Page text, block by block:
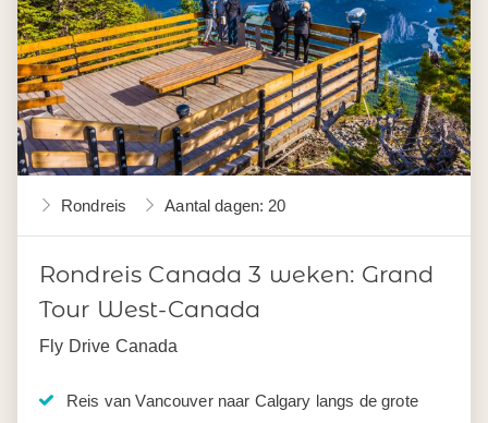
Rondreis Aantal dagen: 20
Rondreis Canada 3 weken: Grand
Tour West-Canada
Fly Drive Canada
Reis van Vancouver naar Calgary langs de grote